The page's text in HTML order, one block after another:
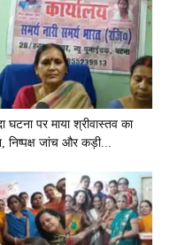
घटना पर माया श्रीवास्तव का
निष्पक्ष जांच और कड़ी...